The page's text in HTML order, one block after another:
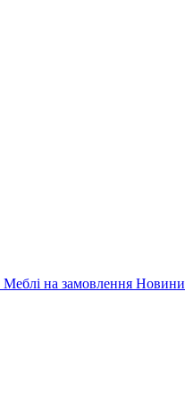
Меблі на замовлення Новини